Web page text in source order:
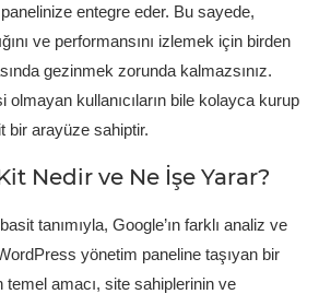
entegre eder. Bu sayede,
ve performansını izlemek için birden
gezinmek zorunda kalmazsınız.
olmayan kullanıcıların bile kolayca kurup
bir arayüze sahiptir.
Nedir ve Ne İşe Yarar?
tanımıyla, Google’ın farklı analiz ve
yönetim paneline taşıyan bir
temel amacı, site sahiplerinin ve